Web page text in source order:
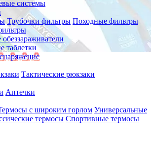
системы
Трубочки фильтры Походные фильтры
таблетки
Тактические рюкзаки
Аптечки
с широким горлом Универсальные
термосы Спортивные термосы